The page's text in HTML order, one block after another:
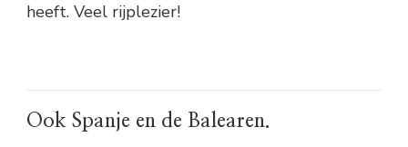
heeft. Veel rijplezier!
Ook Spanje en de Balearen.